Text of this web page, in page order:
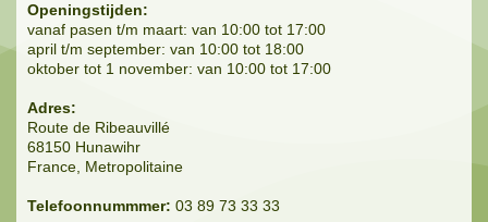
Openingstijden:
vanaf pasen t/m maart: van 10:00 tot 17:00
april t/m september: van 10:00 tot 18:00
oktober tot 1 november: van 10:00 tot 17:00
Adres:
Route de Ribeauvillé
68150 Hunawihr
France, Metropolitaine
Telefoonnummmer: 03 89 73 33 33